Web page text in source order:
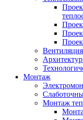
Монтаж
Монтаж